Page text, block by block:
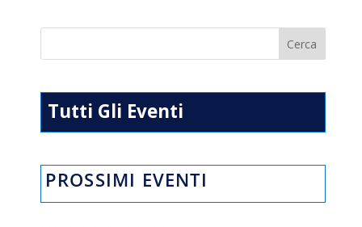
Tutti Gli Eventi
PROSSIMI EVENTI